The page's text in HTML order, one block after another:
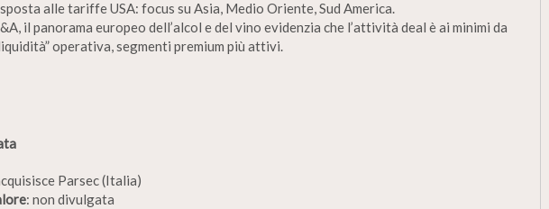
alle tariffe USA: focus su Asia, Medio Oriente, Sud America.
il panorama europeo dell’alcol e del vino evidenzia che l’attività deal è ai minimi da
operativa, segmenti premium più attivi.
Parsec (Italia)
: non divulgata